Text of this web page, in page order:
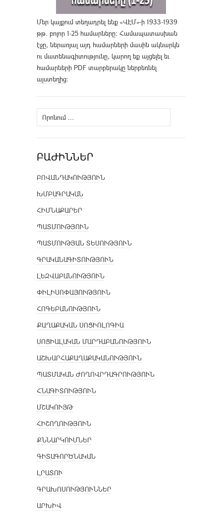
Մեր կայքում տեղադրել ենք «ՎԷՄ»-ի 1933-1939
թթ. բոլոր 1-25 համարները։ Համապատասխան
էջը, ներառյալ այդ համարների մասին ակնարկն
ու մատենագիտությունը, կարող եք այցելել եւ
համարների PDF տարբերակը ներբեռնել
այստեղից։
Որոնել՝
ԲԱԺԻՆՆԵՐ
ԲՈՎԱՆԴԱԿՈՒԹՅՈՒՆ
ԽՄԲԱԳՐԱԿԱՆ
ՀԻՄՆԱՔԱՐԵՐ
ՊԱՏՄՈՒԹՅՈՒՆ
ՊԱՏՄՈՒԹՅԱՆ ՏԵՍՈՒԹՅՈՒՆ
ԳՐԱԿԱՆԱԳԻՏՈՒԹՅՈՒՆ
ԼԵԶՎԱԲԱՆՈՒԹՅՈՒՆ
ՓԻԼԻՍՈՓԱՅՈՒԹՅՈՒՆ
ՀՈԳԵԲԱՆՈՒԹՅՈՒՆ
ՔԱՂԱՔԱԿԱՆ ՍՈՑԻՈԼՈԳԻԱ
ՍՈՑԻԱԼԱԿԱՆ ՄԱՐԴԱԲԱՆՈՒԹՅՈՒՆ
ԱՇԽԱՐՀԱՔԱՂԱՔԱԿԱՆՈՒԹՅՈՒՆ
ՊԱՏՄԱԿԱՆ ԺՈՂՈՎՐԴԱԳՐՈՒԹՅՈՒՆ
ՀՆԱԳԻՏՈՒԹՅՈՒՆ
ՄՇԱԿՈՒՅԹ
ՀԻՇՈՂՈՒԹՅՈՒՆ
ՔՆՆԱՐԿՈՒՄՆԵՐ
ԳԻՏԱԳՈՐԾՆԱԿԱՆ
ԼՐԱՏՈՒ
ԳՐԱԽՈՍՈՒԹՅՈՒՆՆԵՐ
ԱՐԽԻՎ